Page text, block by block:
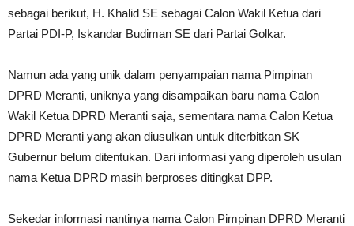
sebagai berikut, H. Khalid SE sebagai Calon Wakil Ketua dari
Partai PDI-P, Iskandar Budiman SE dari Partai Golkar.
Namun ada yang unik dalam penyampaian nama Pimpinan
DPRD Meranti, uniknya yang disampaikan baru nama Calon
Wakil Ketua DPRD Meranti saja, sementara nama Calon Ketua
DPRD Meranti yang akan diusulkan untuk diterbitkan SK
Gubernur belum ditentukan. Dari informasi yang diperoleh usulan
nama Ketua DPRD masih berproses ditingkat DPP.
Sekedar informasi nantinya nama Calon Pimpinan DPRD Meranti